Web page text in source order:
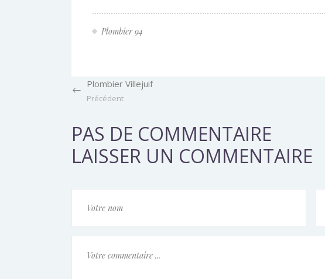
Plombier 94
Plombier Villejuif
Précédent
PAS DE COMMENTAIRE
LAISSER UN COMMENTAIRE